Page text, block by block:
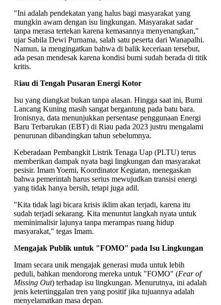
"Ini adalah pendekatan yang halus bagi masyarakat yang
mungkin awam dengan isu lingkungan. Masyarakat sadar
tanpa merasa tertekan karena kemasannya menyenangkan,"
ujar Sabila Dewi Purnama, salah satu peserta dari Wanapalhi.
Namun, ia mengingatkan bahwa di balik keceriaan tersebut,
ada pesan mendesak karena kondisi bumi sudah berada di titik
kritis.
Riau di Tengah Pusaran Energi Kotor
Isu yang diangkat bukan tanpa alasan. Hingga saat ini, Bumi
Lancang Kuning masih sangat bergantung pada batu bara.
Ironisnya, data menunjukkan persentase penggunaan Energi
Baru Terbarukan (EBT) di Riau pada 2023 justru mengalami
penurunan dibandingkan tahun sebelumnya.
Keberadaan Pembangkit Listrik Tenaga Uap (PLTU) terus
memberikan dampak nyata bagi lingkungan dan masyarakat
pesisir. Imam Yoemi, Koordinator Kegiatan, menegaskan
bahwa pemerintah harus serius mewujudkan transisi energi
yang tidak hanya bersih, tetapi juga adil.
"Kita tidak lagi bicara krisis iklim akan terjadi, karena itu
sudah terjadi sekarang. Kita menuntut langkah nyata untuk
meminimalisir lajunya tanpa merampas ruang hidup
masyarakat," tegas Imam.
Mengajak Publik untuk "FOMO" pada Isu Lingkungan
Imam secara unik mengajak generasi muda untuk lebih
peduli, bahkan mendorong mereka untuk "FOMO" (Fear of
Missing Out) terhadap isu lingkungan. Menurutnya, ini adalah
jenis ketertinggalan tren yang positif jika tujuannya adalah
menyelamatkan masa depan.